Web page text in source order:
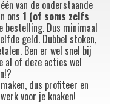
van de onderstaande
ons 1 (of soms zelfs
bestelling. Dus minimaal
geld. Dubbel stoken,
Ben er wel snel bij
al of deze acties wel
dus profiteer en
voor je knaken!